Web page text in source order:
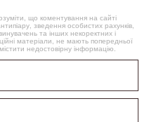
що коментування на сайті
зведення особистих рахунків,
та інших некоректних і
матеріали, не мають попередньої
недостовірну інформацію.